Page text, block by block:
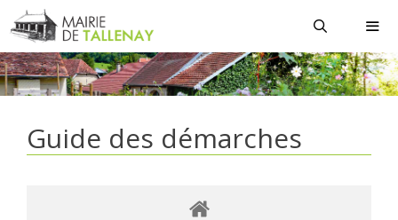
Aller
au
contenu
Guide des démarches